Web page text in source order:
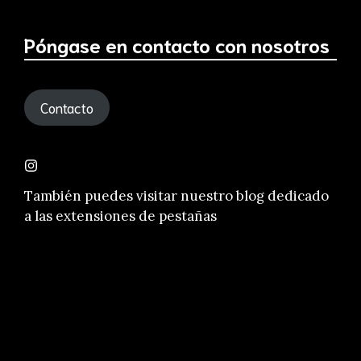
Póngase en contacto con nosotros
Contacto
También puedes visitar nuestroblog dedicado
a las extensiones de pestañas